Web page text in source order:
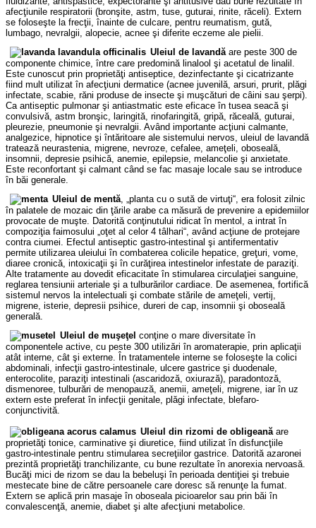
afecţiunile respiratorii (bronşite, astm, tuse, guturai, rinite, răceli). Extern
se foloseşte la frecţii, înainte de culcare, pentru reumatism, gută,
lumbago, nevralgii, alopecie, acnee şi diferite eczeme ale pielii.
Uleiul de lavandăare peste 300 de
componente chimice, între care predomină linalool şi acetatul de linalil.
Este cunoscut prin proprietăţi antiseptice, dezinfectante şi cicatrizante
fiind mult utilizat în afecţiuni dermatice (acnee juvenilă, arsuri, prurit, plăgi
infectate, scabie, răni produse de insecte şi muşcături de câini sau şerpi).
Ca antiseptic pulmonar şi antiastmatic este eficace în tusea seacă şi
convulsivă, astm bronşic, laringită, rinofaringită, gripă, răceală, guturai,
pleurezie, pneumonie şi nevralgii. Având importante acţiuni calmante,
analgezice, hipnotice şi întăritoare ale sistemului nervos, uleiul de lavandă
tratează neurastenia, migrene, nevroze, cefalee, ameţeli, oboseală,
insomnii, depresie psihică, anemie, epilepsie, melancolie şi anxietate.
Este reconfortant şi calmant când se fac masaje locale sau se introduce
în băi generale.
Uleiul de mentă, „planta cu o sută de virtuţi“, era folosit zilnic
în palatele de mozaic din ţările arabe ca măsură de prevenire a epidemiilor
provocate de muşte. Datorită conţinutului ridicat în mentol, a intrat în
compoziţia faimosului „oţet al celor 4 tâlhari“, având acţiune de protejare
contra ciumei. Efectul antiseptic gastro-intestinal şi antifermentativ
permite utilizarea uleiului în combaterea colicile hepatice, greţuri, vome,
diaree cronică, intoxicaţii şi în curăţirea intestinelor infestate de paraziţi.
Alte tratamente au dovedit eficacitate în stimularea circulaţiei sanguine,
reglarea tensiunii arteriale şi a tulburărilor cardiace. De asemenea, fortifică
sistemul nervos la intelectuali şi combate stările de ameţeli, vertij,
migrene, isterie, depresii psihice, dureri de cap, insomnii şi oboseală
generală.
Uleiul de muşeţel conţine o mare diversitate în
componentele active, cu peste 300 utilizări în aromaterapie, prin aplicaţii
atât interne, cât şi externe. În tratamentele interne se foloseşte la colici
abdominali, infecţii gastro-intestinale, ulcere gastrice şi duodenale,
enterocolite, paraziţi intestinali (ascaridoză, oxiurază), paradontoză,
dismenoree, tulburări de menopauză, anemii, ameţeli, migrene, iar în uz
extern este preferat în infecţii genitale, plăgi infectate, blefaro-
conjunctivită.
Uleiul din rizomi de obligeanăare
proprietăţi tonice, carminative şi diuretice, fiind utilizat în disfuncţiile
gastro-intestinale pentru stimularea secreţiilor gastrice. Datorită azaronei
prezintă proprietăţi tranchilizante, cu bune rezultate în anorexia nervoasă.
Bucăţi mici de rizom se dau la bebeluşi în perioada dentiţiei şi trebuie
mestecate bine de către persoanele care doresc să renunţe la fumat.
Extern se aplică prin masaje în oboseala picioarelor sau prin băi în
convalescenţă, anemie, diabet şi alte afecţiuni metabolice.